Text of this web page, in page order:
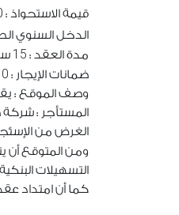
قيمة الاستحواذ :
الدخل السنوي
مدة العقد : 15
ضمانات الإيجار :
وصف الموقع :
المستأجر : شركة
الغرض من
ومن المتوقع أن
التسهيلات
كما أن امتداد